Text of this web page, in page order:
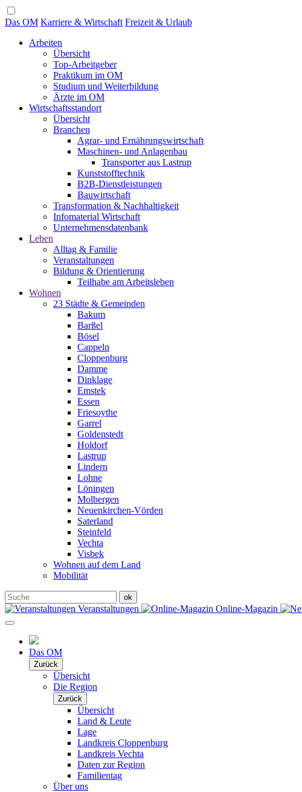
Das OM Karriere & Wirtschaft Freizeit & Urlaub
Arbeiten
Übersicht
Top-Arbeitgeber
Praktikum im OM
Studium und Weiterbildung
Ärzte im OM
Wirtschaftsstandort
Übersicht
Branchen
Agrar- und Ernährungswirtschaft
Maschinen- und Anlagenbau
Transporter aus Lastrup
Kunststofftechnik
B2B-Dienstleistungen
Bauwirtschaft
Transformation & Nachhaltigkeit
Infomaterial Wirtschaft
Unternehmensdatenbank
Leben
Alltag & Familie
Veranstaltungen
Bildung & Orientierung
Teilhabe am Arbeitsleben
Wohnen
23 Städte & Gemeinden
Bakum
Barßel
Bösel
Cappeln
Cloppenburg
Damme
Dinklage
Emstek
Essen
Friesoythe
Garrel
Goldenstedt
Holdorf
Lastrup
Lindern
Lohne
Löningen
Molbergen
Neuenkirchen-Vörden
Saterland
Steinfeld
Vechta
Visbek
Wohnen auf dem Land
Mobilität
Veranstaltungen Online-Magazin
Das OM
Zurück
Übersicht
Die Region
Zurück
Übersicht
Land & Leute
Lage
Landkreis Cloppenburg
Landkreis Vechta
Daten zur Region
Familientag
Über uns